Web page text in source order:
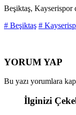
Beşiktaş, Kayserispor
# Beşiktaş #
YORUM YAP
Bu yazı yorumlara
İlginizi